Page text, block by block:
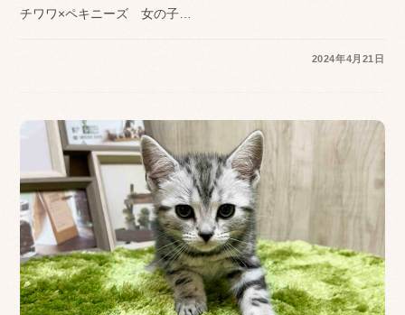
チワワ×ペキニーズ 女の子…
2024年4月21日